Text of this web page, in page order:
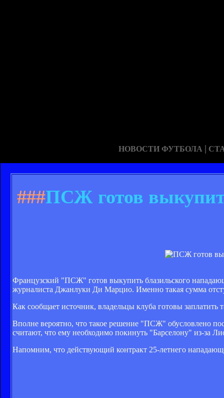
НОВОСТИ ФУТБОЛА |
###ПСЖ готов
Французский "ПСЖ" готов выкупить блазильского
журналиста Джанлуки Ди Марцио. Именно такая сумма
Как сообщает источник, владельцы клуба готовы заплатить
Вполне вероятно, что такое решение "ПСЖ" обусловлено
считают, что ему необходимо покинуть "Барселону" из-за
Напомним, что действующий контракт 25-летнего